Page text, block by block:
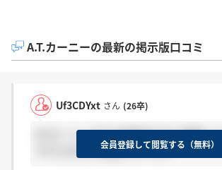
A.T.カーニーの最新の掲示版口コミ
Uf3CDYxt さん (26卒)
ATカーニーはESの解説をHPに掲載し
そちらみると勉強になります
会員登録して閲覧する（無料）